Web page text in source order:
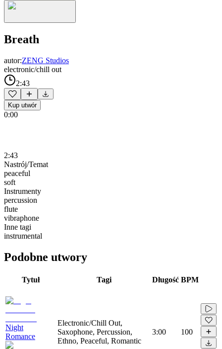
Breath
autor:ZENG Studios
electronic/chill out
2:43
Kup utwór
0:00
2:43
Nastrój/Temat
peaceful
soft
Instrumenty
percussion
flute
vibraphone
Inne tagi
instrumental
Podobne utwory
Tytuł Tagi Długość BPM
Night
Romance
Electronic/Chill Out,
Saxophone, Percussion,
Ethno, Peaceful, Romantic
3:00 100